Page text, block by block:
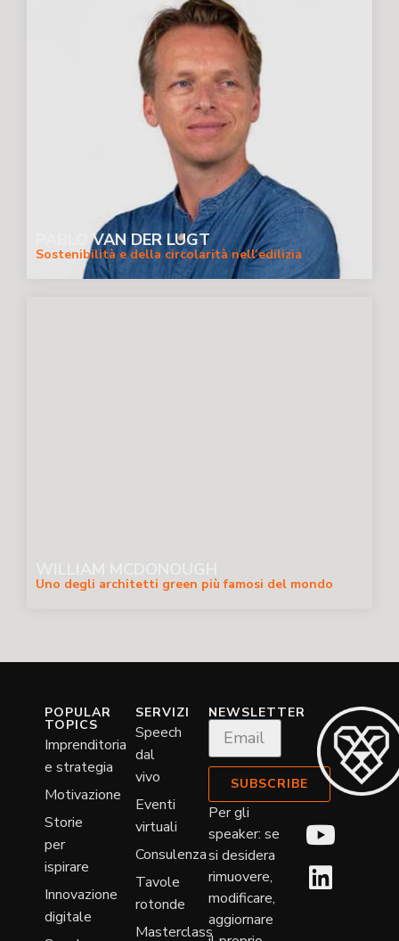
PABLO VAN DER LUGT
Sostenibilità e della circolarità nell’edilizia
Uno degli architetti green più famosi del mondo
POPULAR
TOPICS
Imprenditoria
e strategia
Motivazione
Storie
per
ispirare
Innovazione
digitale
SERVIZI
Speech
dal
vivo
Eventi
virtuali
Consulenza
Tavole
rotonde
Masterclass
NEWSLETTER
SUBSCRIBE
Per gli
speaker: se
si desidera
rimuovere,
modificare,
aggiornare